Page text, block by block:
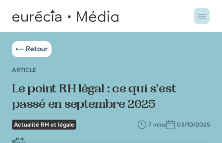
Retour
ARTICLE
Le point RH légal : ce qui s'est
passé en septembre 2025
Actualité RH et légale 7 mins 03/10/2025